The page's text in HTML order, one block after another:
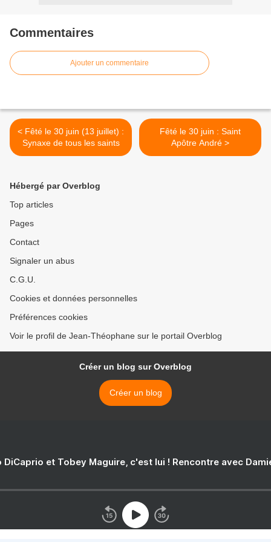
Commentaires
Ajouter un commentaire
< Fêté le 30 juin (13 juillet) :
Synaxe de tous les saints
Fêté le 30 juin : Saint
Apôtre André >
Hébergé par Overblog
Top articles
Pages
Contact
Signaler un abus
C.G.U.
Cookies et données personnelles
Préférences cookies
Voir le profil de Jean-Théophane sur le portail Overblog
Créer un blog sur Overblog
Créer un blog
DiCaprio et Tobey Maguire, c'est lui ! Rencontre avec